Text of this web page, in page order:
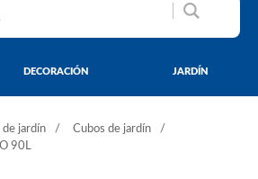
DECORACIÓN JARDÍN
jardín
Cubos de jardín
90L